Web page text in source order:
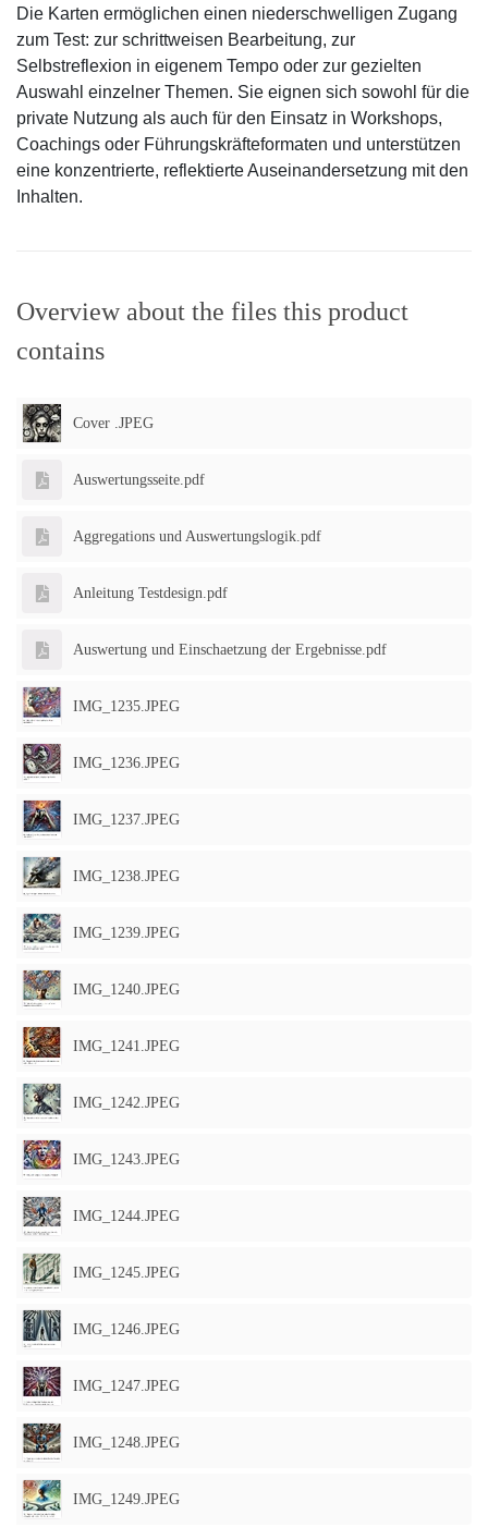
Die Karten ermöglichen einen niederschwelligen Zugang
zum Test: zur schrittweisen Bearbeitung, zur
Selbstreflexion in eigenem Tempo oder zur gezielten
Auswahl einzelner Themen. Sie eignen sich sowohl für die
private Nutzung als auch für den Einsatz in Workshops,
Coachings oder Führungskräfteformaten und unterstützen
eine konzentrierte, reflektierte Auseinandersetzung mit den
Inhalten.
Overview about the files this product
contains
Cover .JPEG
Auswertungsseite.pdf
Aggregations und Auswertungslogik.pdf
Anleitung Testdesign.pdf
Auswertung und Einschaetzung der Ergebnisse.pdf
IMG_1235.JPEG
IMG_1236.JPEG
IMG_1237.JPEG
IMG_1238.JPEG
IMG_1239.JPEG
IMG_1240.JPEG
IMG_1241.JPEG
IMG_1242.JPEG
IMG_1243.JPEG
IMG_1244.JPEG
IMG_1245.JPEG
IMG_1246.JPEG
IMG_1247.JPEG
IMG_1248.JPEG
IMG_1249.JPEG